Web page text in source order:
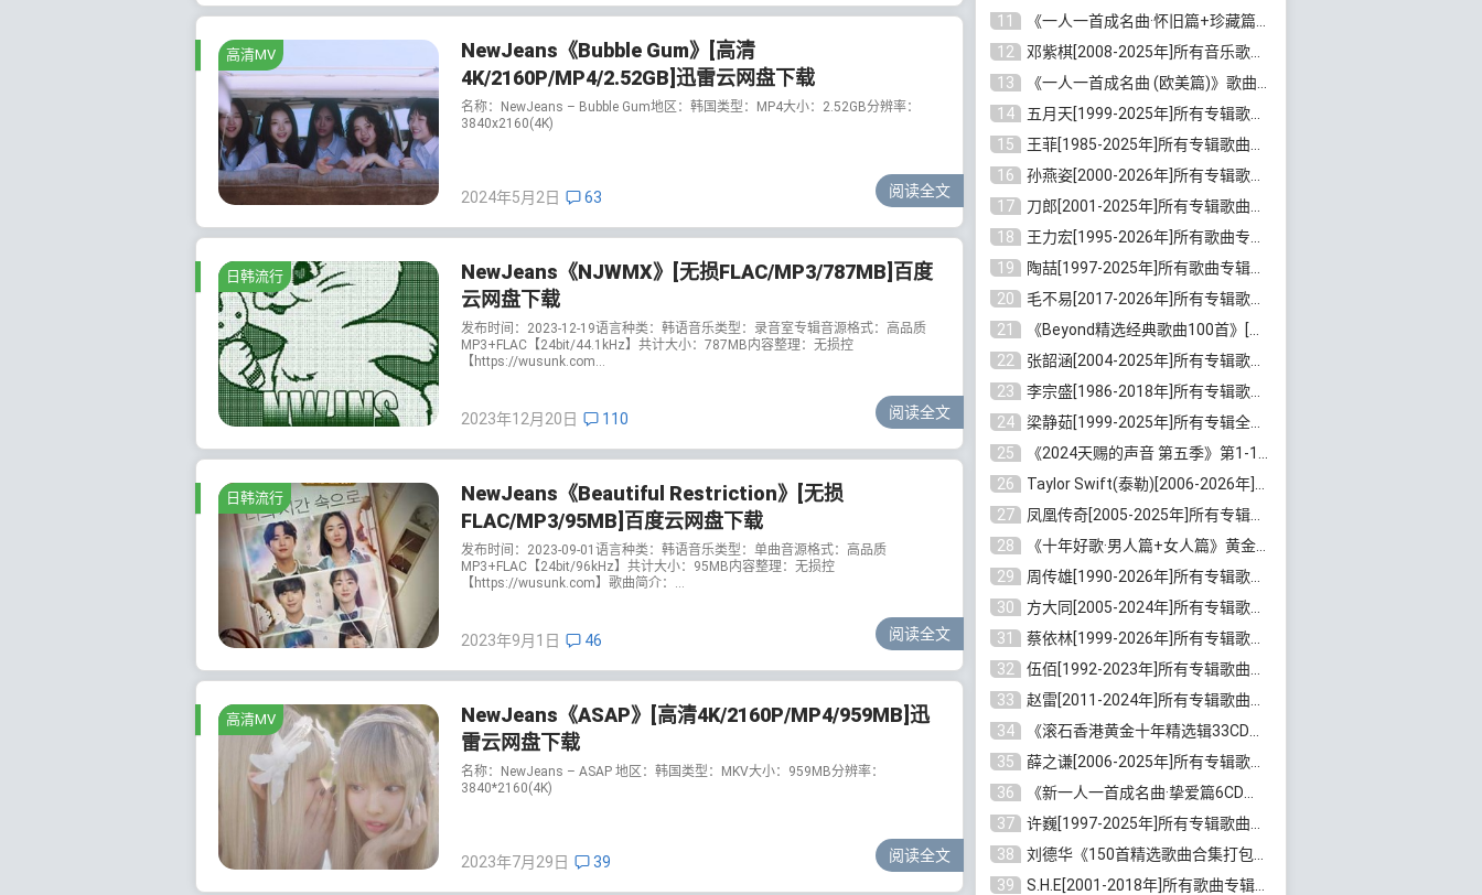
高清MV
NewJeans《Bubble Gum》[高清
4K/2160P/MP4/2.52GB]迅雷云网盘下载
名称：NewJeans – Bubble Gum地区：韩国类型：MP4大小：2.52GB分辨率：
3840x2160(4K)
2024年5月2日 63 阅读全文
日韩流行
NewJeans《NJWMX》[无损FLAC/MP3/787MB]百度
云网盘下载
发布时间：2023-12-19语言种类：韩语音乐类型：录音室专辑音源格式：高品质
MP3+FLAC【24bit/44.1kHz】共计大小：787MB内容整理：无损控
【https://wusunk.com...
2023年12月20日 110 阅读全文
日韩流行
NewJeans《Beautiful Restriction》[无损
FLAC/MP3/95MB]百度云网盘下载
发布时间：2023-09-01语言种类：韩语音乐类型：单曲音源格式：高品质
MP3+FLAC【24bit/96kHz】共计大小：95MB内容整理：无损控
【https://wusunk.com】歌曲简介：...
2023年9月1日 46 阅读全文
高清MV
NewJeans《ASAP》[高清4K/2160P/MP4/959MB]迅
雷云网盘下载
名称：NewJeans – ASAP 地区：韩国类型：MKV大小：959MB分辨率：
3840*2160(4K)
2023年7月29日 39 阅读全文
11
《一人一首成名曲·怀旧篇+珍藏篇4CD》[无损WAV/DTS+高品质MP3/6.88GB]百度云网盘下载
12
邓紫棋[2008-2025年]所有音乐歌曲合集[无损FLAC/MP3/8.99GB]百度云网盘下载
13
《一人一首成名曲 (欧美篇)》歌曲合集打包[无损WAV/MP3/6.13GB]百度云网盘下载
14
五月天[1999-2025年]所有专辑歌曲合集打包[无损FLAC/MP3/23.84GB]百度云网盘下载
15
王菲[1985-2025年]所有专辑歌曲合集[无损FLAC/WAV/APE分轨+MP3/23.06GB]百度云网盘下载
16
孙燕姿[2000-2026年]所有专辑歌曲合集[无损FLAC/MP3/9.73GB]百度云网盘下载
17
刀郎[2001-2025年]所有专辑歌曲合集打包[无损FLAC/MP3/8.91GB]百度云网盘下载
18
王力宏[1995-2026年]所有歌曲专辑合集[无损FLAC/MP3/14.41GB]百度云网盘下载
19
陶喆[1997-2025年]所有歌曲专辑合集[无损FLAC/MP3/7.75GB]百度云网盘下载
20
毛不易[2017-2026年]所有专辑歌曲合集[无损FLAC/MP3/5.72GB]百度云网盘下载
21
《Beyond精选经典歌曲100首》[无损FLAC/MP3/3.85GB]百度云网盘下载
22
张韶涵[2004-2025年]所有专辑歌曲合集 [无损MP3/FLAC/7.5GB]百度云网盘下载
23
李宗盛[1986-2018年]所有专辑歌曲合集打包[无损FLAC/MP3/8.82GB]百度云网盘下载
24
梁静茹[1999-2025年]所有专辑全部歌曲打包[无损FLAC/MP3/10.71GB]百度云网盘下载
25
《2024天赐的声音 第五季》第1-12期歌曲[无损FLAC/MP3]百度云网盘下载
26
Taylor Swift(泰勒)[2006-2026年]所有歌曲合集打包[无损FLAC/MP3/23.78GB]百度云网盘下载
27
凤凰传奇[2005-2025年]所有专辑歌曲合集[无损WAV/FLAC+MP3/11.62GB]百度云网盘下载
28
《十年好歌·男人篇+女人篇》黄金国语珍藏6CD[无损WAV/MP3/4.09GB]百度云网盘下载
29
周传雄[1990-2026年]所有专辑歌曲全集[无损FLAC/MP3/10GB]百度云网盘下载
30
方大同[2005-2024年]所有专辑歌曲合集[高品质MP3+无损FLAC/7.59GB]百度云网盘下载
31
蔡依林[1999-2026年]所有专辑歌曲合集[无损FLAC/MP3/23.32GB]百度云网盘下载
32
伍佰[1992-2023年]所有专辑歌曲合集[高品质MP3/320K/3.92GB]百度云网盘下载
33
赵雷[2011-2024年]所有专辑歌曲打包[无损FLAC/MP3/2.64GB]百度云网盘下载
34
《滚石香港黄金十年精选辑33CD》[无损APE/WAV分轨/13.6GB]百度云网盘下载
35
薛之谦[2006-2025年]所有专辑歌曲合集[无损FLAC/MP3/5.20GB]百度云网盘下载
36
《新一人一首成名曲·挚爱篇6CD》[无损MP3/DTS/WAV分轨/4.43GB]百度云网盘下载
37
许巍[1997-2025年]所有专辑歌曲合集打包[无损FLAC/MP3/7.48GB]百度云网盘下载
38
刘德华《150首精选歌曲合集打包》[无损FLAC/MP3/5.26GB]百度云网盘下载
39
S.H.E[2001-2018年]所有歌曲专辑打包[无损FLAC/MP3/16.05GB]百度云网盘下载